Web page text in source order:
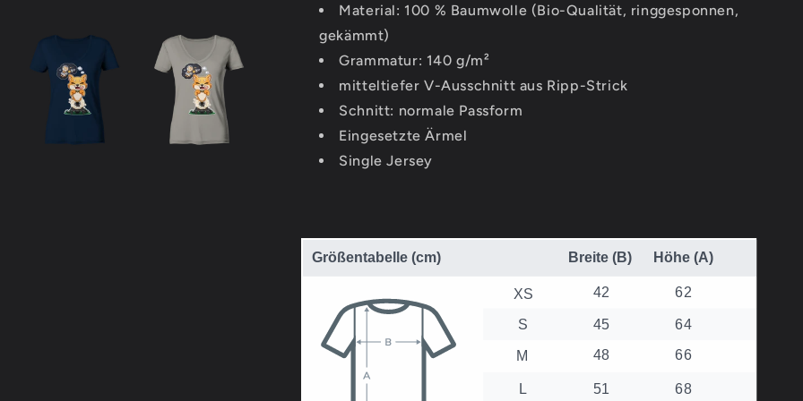
Neck
Neck
Material: 100 % Baumwolle (Bio-Qualität, ringgesponnen,
gekämmt)
Grammatur: 140 g/m²
mitteltiefer V-Ausschnitt aus Ripp-Strick
Schnitt: normale Passform
Eingesetzte Ärmel
Single Jersey